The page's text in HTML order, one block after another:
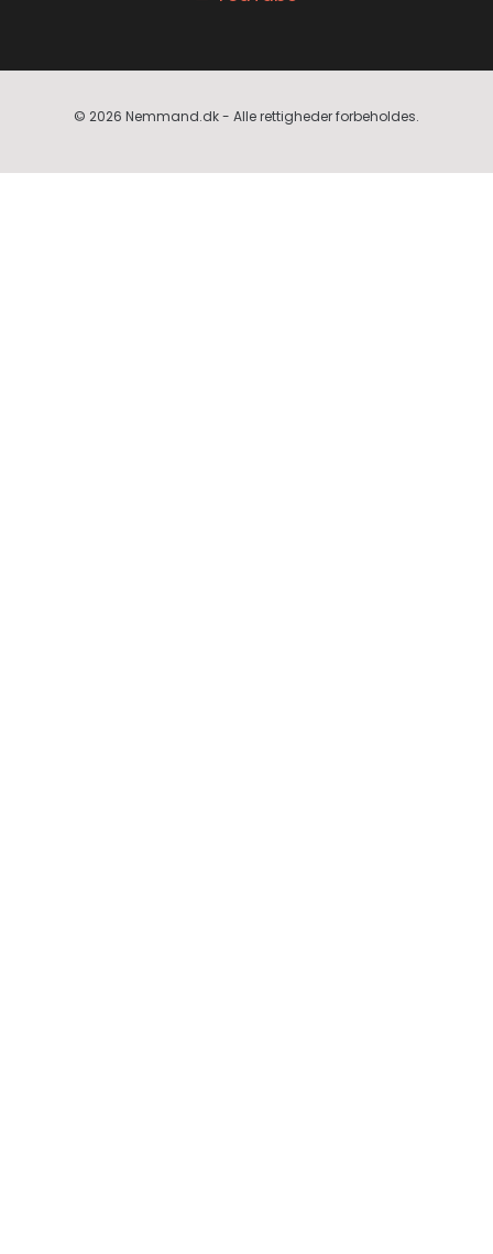
© 2026 Nemmand.dk - Alle rettigheder forbeholdes.